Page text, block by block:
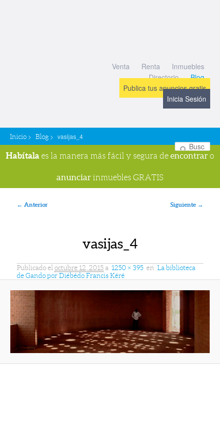
Venta Renta
Inmuebles
Directorio
Blog
Publica tus anuncios gratis
Inicia Sesión
Inicio > Blog > vasijas_4
Habítala es la manera más fácil y segura de encontrar o
anunciar inmuebles GRATIS
Navegador de imágenes
← Anterior Siguiente →
vasijas_4
Publicado el octubre 12, 2015a 1250 × 395 en La biblioteca
de Gando por Diébédo Francis Kéré